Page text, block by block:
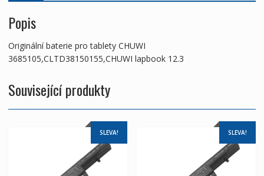
Popis
Originální baterie pro tablety CHUWI
3685105,CLTD38150155,CHUWI lapbook 12.3
Související produkty
SLEVA! SLEVA!